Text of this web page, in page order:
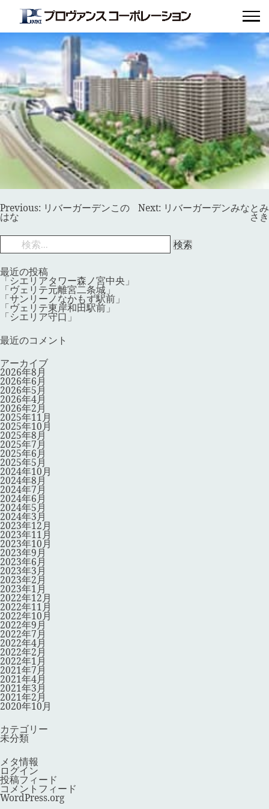
投
稿
ナ
ビ
ー
ョ
ン
Previous: リバーガーデンこの
はな
Next: リバーガーデンみなとみ
さき
検
最近の投稿
「シエリアタワー森ノ宮中央」
「ヴェリテ元離宮二条城」
「サンリーノなかもず駅前」
「ヴェリテ東岸和田駅前」
「シエリア守口」
最近のコメント
アーカイブ
2026年8月
2026年6月
2026年5月
2026年4月
2026年2月
2025年11月
2025年10月
2025年8月
2025年7月
2025年6月
2025年5月
2024年10月
2024年8月
2024年7月
2024年6月
2024年5月
2024年3月
2023年12月
2023年11月
2023年10月
2023年9月
2023年6月
2023年3月
2023年2月
2023年1月
2022年12月
2022年11月
2022年10月
2022年9月
2022年7月
2022年4月
2022年2月
2022年1月
2021年7月
2021年4月
2021年3月
2021年2月
2020年10月
カテゴリー
未分類
メタ情報
ログイン
投稿フィード
コメントフィード
WordPress.org